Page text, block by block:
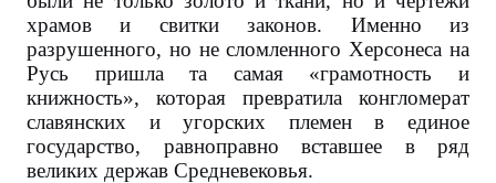
храмов и свитки законов. Именно из
разрушенного, но не сломленного Херсонеса на
Русь пришла та самая «грамотность и
книжность», которая превратила конгломерат
славянских и угорских племен в единое
государство, равноправно вставшее в ряд
великих держав Средневековья.